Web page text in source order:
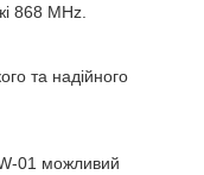
868 MHz.
та надійного
01 можливий